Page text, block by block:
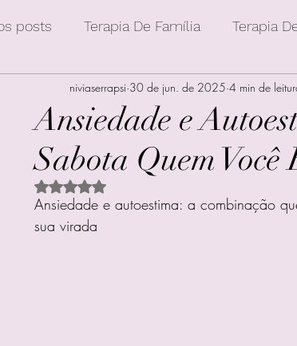
posts Terapia De Família Terapia
Ansiedade e
Sabota Quem Você
niviaserrapsi 30 de jun. de 2025 4 min de
Avaliado com NaN de 5 estrelas.
Ansiedade e autoestima: a combinação
sua virada